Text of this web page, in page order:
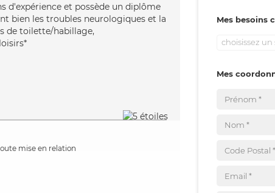
d'expérience et possède un diplôme
bien les troubles neurologiques et la
de toilette/habillage,
mise en relation
Mes besoins
choisissez un
Mes